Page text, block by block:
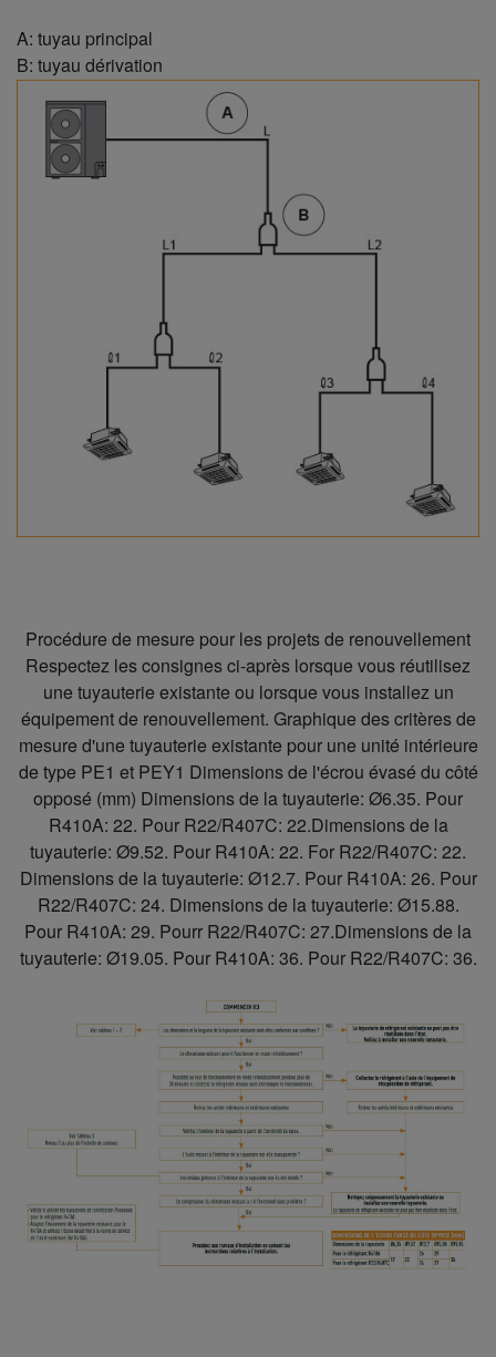
A: tuyau principal
B: tuyau dérivation
Procédure de mesure pour les projets de renouvellement
Respectez les consignes ci-après lorsque vous réutilisez
une tuyauterie existante ou lorsque vous installez un
équipement de renouvellement. Graphique des critères de
mesure d'une tuyauterie existante pour une unité intérieure
de type PE1 et PEY1 Dimensions de l'écrou évasé du côté
opposé (mm) Dimensions de la tuyauterie: Ø6.35. Pour
R410A: 22. Pour R22/R407C: 22.Dimensions de la
tuyauterie: Ø9.52. Pour R410A: 22. For R22/R407C: 22.
Dimensions de la tuyauterie: Ø12.7. Pour R410A: 26. Pour
R22/R407C: 24. Dimensions de la tuyauterie: Ø15.88.
Pour R410A: 29. Pourr R22/R407C: 27.Dimensions de la
tuyauterie: Ø19.05. Pour R410A: 36. Pour R22/R407C: 36.